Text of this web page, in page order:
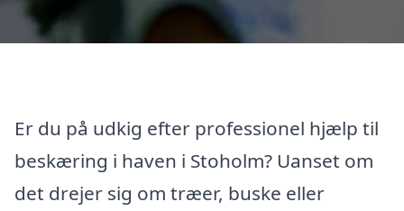
Er du på udkig efter professionel hjælp til
beskæring i haven i Stoholm? Uanset om
det drejer sig om træer, buske eller